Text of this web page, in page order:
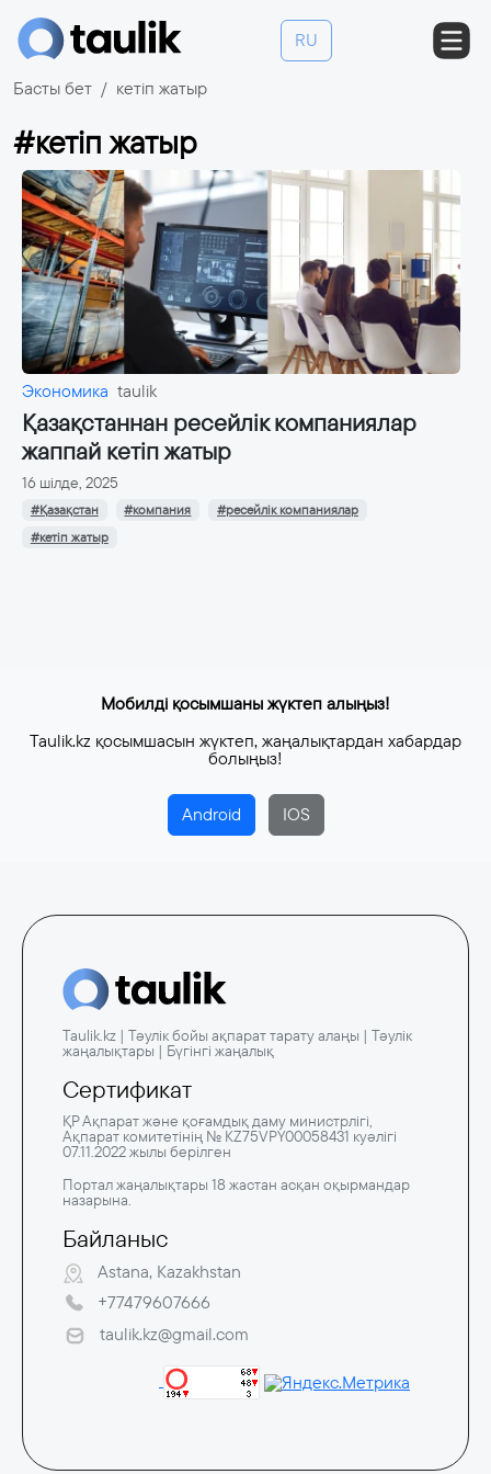
RU
Басты бет кетіп жатыр
#кетіп жатыр
Экономика taulik
Қазақстаннан ресейлік компаниялар
жаппай кетіп жатыр
16 шілде, 2025
#Қазақстан #компания
#ресейлік компаниялар
#кетіп жатыр
Мобилді қосымшаны жүктеп алыңыз!
Taulik.kz қосымшасын жүктеп, жаңалықтардан хабардар
болыңыз!
Android IOS
Taulik.kz | Тәулік бойы ақпарат тарату алаңы | Тәулік
жаңалықтары | Бүгінгі жаңалық
Сертификат
ҚР Ақпарат және қоғамдық даму министрлігі,
Ақпарат комитетінің № KZ75VPY00058431 куәлігі
07.11.2022 жылы берілген
Портал жаңалықтары 18 жастан асқан оқырмандар
назарына.
Байланыс
Astana, Kazakhstan
+77479607666
taulik.kz@gmail.com